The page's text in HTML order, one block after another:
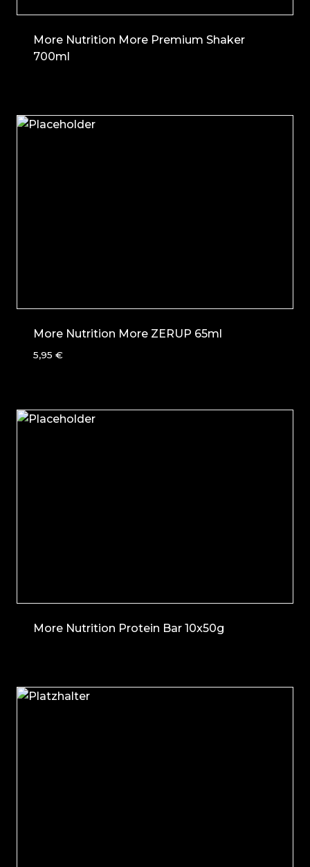
More Nutrition More Premium Shaker
700ml
More Nutrition More ZERUP 65ml
5,95 €
More Nutrition Protein Bar 10x50g